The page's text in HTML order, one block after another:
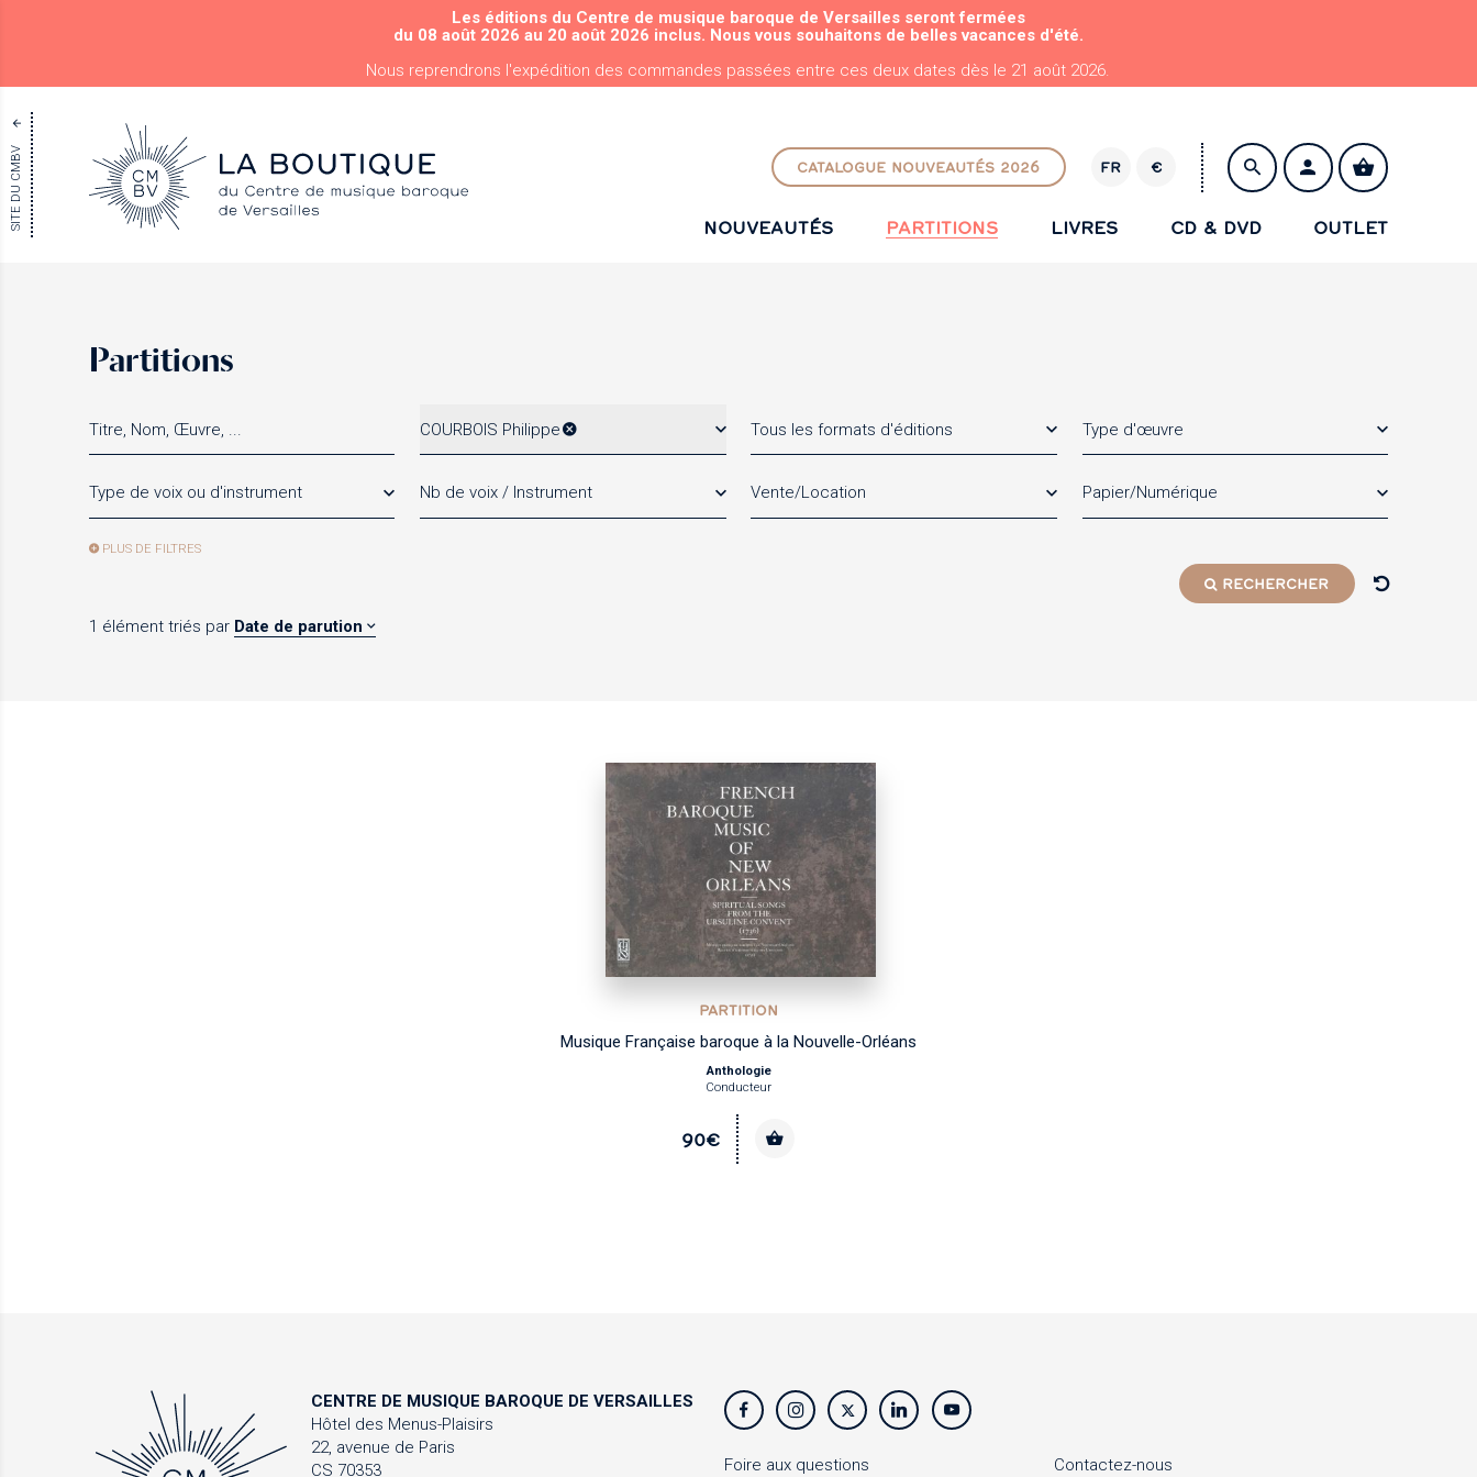
ALLER AU CONTENU PRINCIPAL
Les éditions du Centre de musique baroque de Versailles seront fermées
du 08 août 2026 au 20 août 2026 inclus. Nous vous souhaitons de belles vacances d'été.
Nous reprendrons l'expédition des commandes passées entre ces deux dates dès le 21 août 2026.
SITE DU CMBV CATALOGUE NOUVEAUTÉS 2026 FR
R
€
NOUVEAUTÉS PARTITIONS LIVRES CD & DVD OUTLET
Partitions
COURBOIS Philippe Tous les formats d'éditions Type d'œuvre
Type de voix ou d'instrument Nb de voix / Instrument Vente/Location Papier/Numérique
PLUS DE FILTRES
RECHERCHER
1 élément triés par Date de parution
PARTITION
Musique Française baroque à la Nouvelle-Orléans
Anthologie
Conducteur
90€
CENTRE DE MUSIQUE BAROQUE DE VERSAILLES
Hôtel des Menus-Plaisirs
22, avenue de Paris
CS 70353
Foire aux questions Contactez-nous